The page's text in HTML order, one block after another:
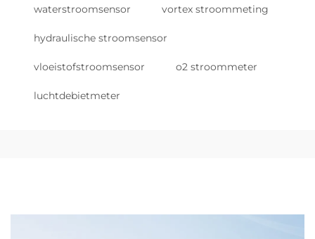
waterstroomsensor vortex stroommeting
hydraulische stroomsensor
vloeistofstroomsensor o2 stroommeter
luchtdebietmeter